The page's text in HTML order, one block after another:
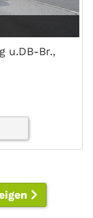
u.DB-Br.,